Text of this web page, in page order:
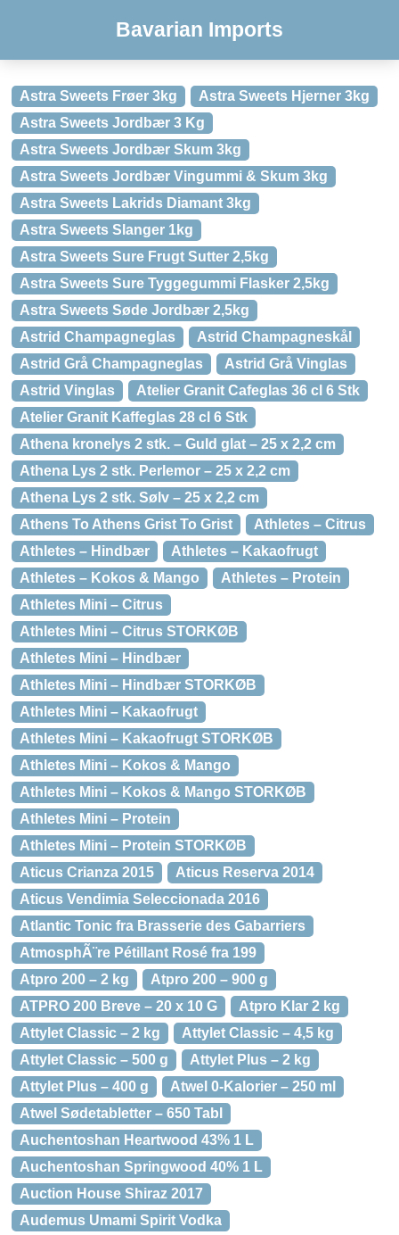
Bavarian Imports
Astra Sweets Frøer 3kg
Astra Sweets Hjerner 3kg
Astra Sweets Jordbær 3 Kg
Astra Sweets Jordbær Skum 3kg
Astra Sweets Jordbær Vingummi & Skum 3kg
Astra Sweets Lakrids Diamant 3kg
Astra Sweets Slanger 1kg
Astra Sweets Sure Frugt Sutter 2,5kg
Astra Sweets Sure Tyggegummi Flasker 2,5kg
Astra Sweets Søde Jordbær 2,5kg
Astrid Champagneglas
Astrid Champagneskål
Astrid Grå Champagneglas
Astrid Grå Vinglas
Astrid Vinglas
Atelier Granit Cafeglas 36 cl 6 Stk
Atelier Granit Kaffeglas 28 cl 6 Stk
Athena kronelys 2 stk. – Guld glat – 25 x 2,2 cm
Athena Lys 2 stk. Perlemor – 25 x 2,2 cm
Athena Lys 2 stk. Sølv – 25 x 2,2 cm
Athens To Athens Grist To Grist
Athletes – Citrus
Athletes – Hindbær
Athletes – Kakaofrugt
Athletes – Kokos & Mango
Athletes – Protein
Athletes Mini – Citrus
Athletes Mini – Citrus STORKØB
Athletes Mini – Hindbær
Athletes Mini – Hindbær STORKØB
Athletes Mini – Kakaofrugt
Athletes Mini – Kakaofrugt STORKØB
Athletes Mini – Kokos & Mango
Athletes Mini – Kokos & Mango STORKØB
Athletes Mini – Protein
Athletes Mini – Protein STORKØB
Aticus Crianza 2015
Aticus Reserva 2014
Aticus Vendimia Seleccionada 2016
Atlantic Tonic fra Brasserie des Gabarriers
AtmosphÃ¨re Pétillant Rosé fra 199
Atpro 200 – 2 kg
Atpro 200 – 900 g
ATPRO 200 Breve – 20 x 10 G
Atpro Klar 2 kg
Attylet Classic – 2 kg
Attylet Classic – 4,5 kg
Attylet Classic – 500 g
Attylet Plus – 2 kg
Attylet Plus – 400 g
Atwel 0-Kalorier – 250 ml
Atwel Sødetabletter – 650 Tabl
Auchentoshan Heartwood 43% 1 L
Auchentoshan Springwood 40% 1 L
Auction House Shiraz 2017
Audemus Umami Spirit Vodka